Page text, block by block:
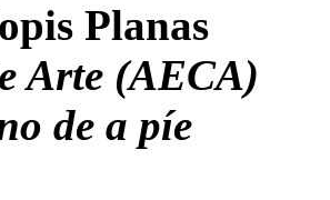
Planas
Arte (AECA)
de a píe